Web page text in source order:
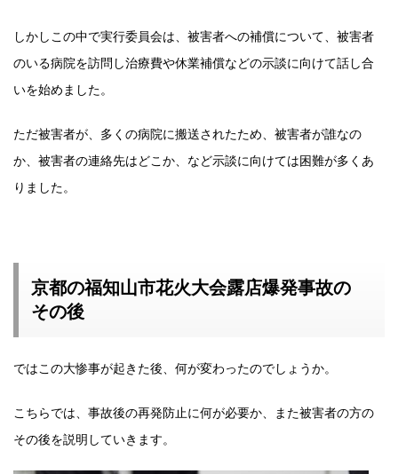
しかしこの中で実行委員会は、被害者への補償について、被害者
のいる病院を訪問し治療費や休業補償などの示談に向けて話し合
いを始めました。
ただ被害者が、多くの病院に搬送されたため、被害者が誰なの
か、被害者の連絡先はどこか、など示談に向けては困難が多くあ
りました。
京都の福知山市花火大会露店爆発事故の
その後
ではこの大惨事が起きた後、何が変わったのでしょうか。
こちらでは、事故後の再発防止に何が必要か、また被害者の方の
その後を説明していきます。